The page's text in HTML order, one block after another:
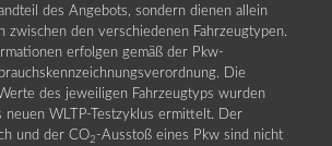
des Angebots, sondern dienen allein
zwischen den verschiedenen Fahrzeugtypen.
erfolgen gemäß der Pkw-
Die
des jeweiligen Fahrzeugtyps wurden
neuen WLTP-Testzyklus ermittelt. Der
und der CO2 -Ausstoß eines Pkw sind nicht